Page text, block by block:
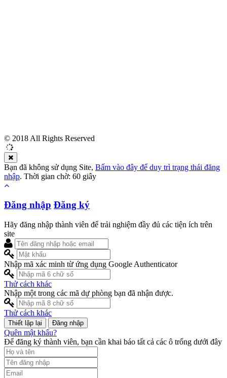
© 2018 All Rights Reserved
Bạn đã không sử dụng Site, Bấm vào đây để duy trì trạng thái đăng
nhập. Thời gian chờ: 60 giây
Đăng nhập Đăng ký
Hãy đăng nhập thành viên để trải nghiệm đầy đủ các tiện ích trên
site
Nhập mã xác minh từ ứng dụng Google Authenticator
Thử cách khác
Nhập một trong các mã dự phòng bạn đã nhận được.
Thử cách khác
Đăng nhập
Quên mật khẩu?
Để đăng ký thành viên, bạn cần khai báo tất cả các ô trống dưới đây